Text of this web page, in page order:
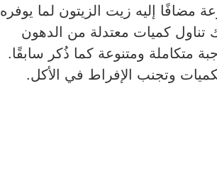
مضافًا إليه زيت الزيتون لما يوفره
كميات معتدلة من الدهون
متكاملة ومتنوعة كما ذُكر سابقًا.
وتجنب الإفراط في الأكل.